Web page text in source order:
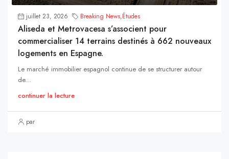
juillet 23, 2026 Breaking News,Études
Aliseda et Metrovacesa s’associent pour
commercialiser 14 terrains destinés à 662 nouveaux
logements en Espagne.
Le marché immobilier espagnol continue de se structurer autour
de...
continuer la lecture
par